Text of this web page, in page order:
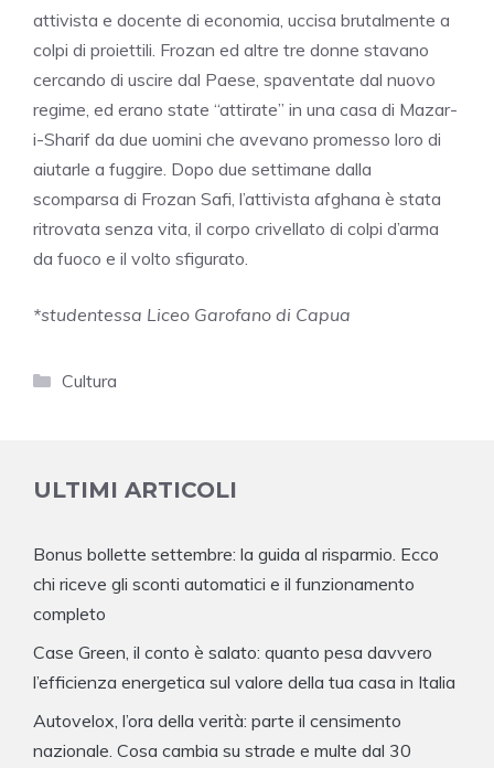
attivista e docente di economia, uccisa brutalmente a
colpi di proiettili. Frozan ed altre tre donne stavano
cercando di uscire dal Paese, spaventate dal nuovo
regime, ed erano state “attirate” in una casa di Mazar-
i-Sharif da due uomini che avevano promesso loro di
aiutarle a fuggire. Dopo due settimane dalla
scomparsa di Frozan Safi, l’attivista afghana è stata
ritrovata senza vita, il corpo crivellato di colpi d’arma
da fuoco e il volto sfigurato.
*studentessa Liceo Garofano di Capua
Categorie
Cultura
ULTIMI ARTICOLI
Bonus bollette settembre: la guida al risparmio. Ecco
chi riceve gli sconti automatici e il funzionamento
completo
Case Green, il conto è salato: quanto pesa davvero
l’efficienza energetica sul valore della tua casa in Italia
Autovelox, l’ora della verità: parte il censimento
nazionale. Cosa cambia su strade e multe dal 30